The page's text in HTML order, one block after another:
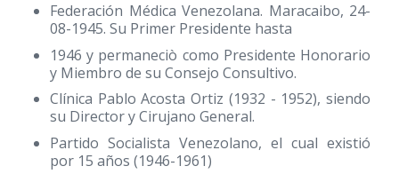
Federación Médica Venezolana. Maracaibo, 24-
08-1945. Su Primer Presidente hasta
1946 y permaneciò como Presidente Honorario
y Miembro de su Consejo Consultivo.
Clínica Pablo Acosta Ortiz (1932 - 1952), siendo
su Director y Cirujano General.
Partido Socialista Venezolano, el cual existió
por 15 años (1946-1961)